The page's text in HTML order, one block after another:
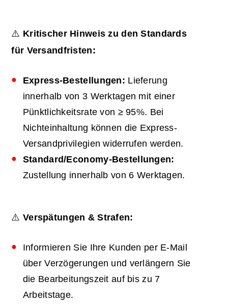
⚠️ Kritischer Hinweis zu den Standards
für Versandfristen:
Express-Bestellungen: Lieferung
innerhalb von 3 Werktagen mit einer
Pünktlichkeitsrate von ≥ 95%. Bei
Nichteinhaltung können die Express-
Versandprivilegien widerrufen werden.
Standard/Economy-Bestellungen:
Zustellung innerhalb von 6 Werktagen.
⚠️ Verspätungen & Strafen:
Informieren Sie Ihre Kunden per E-Mail
über Verzögerungen und verlängern Sie
die Bearbeitungszeit auf bis zu 7
Arbeitstage.